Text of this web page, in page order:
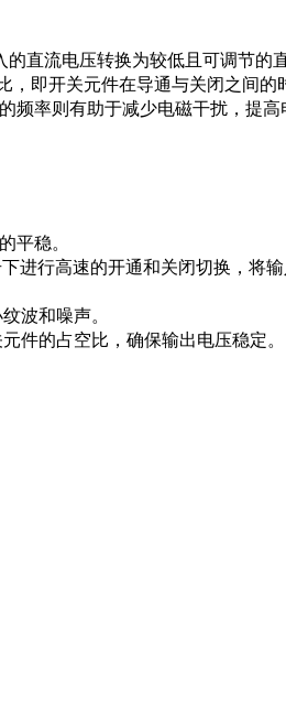
直流电压转换为较低且可调节
即开关元件在导通与关闭之间
率则有助于减少电磁干扰，提
平稳。
进行高速的开通和关闭切换，将
波和噪声。
件的占空比，确保输出电压稳定。